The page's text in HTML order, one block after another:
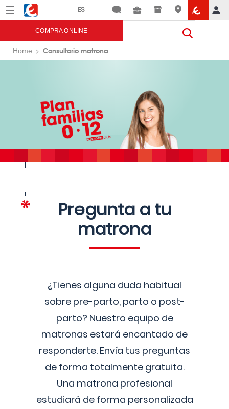
Menú Eroski
COMPRA ONLINE
Home Consultorio matrona
Pregunta a tu
matrona
¿Tienes alguna duda habitual
sobre pre-parto, parto o post-
parto? Nuestro equipo de
matronas estará encantado de
responderte. Envía tus preguntas
de forma totalmente gratuita.
Una matrona profesional
estudiará de forma personalizada